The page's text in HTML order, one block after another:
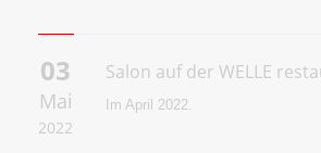
03
Mai
2022
Salon auf der WELLE
Im April 2022.